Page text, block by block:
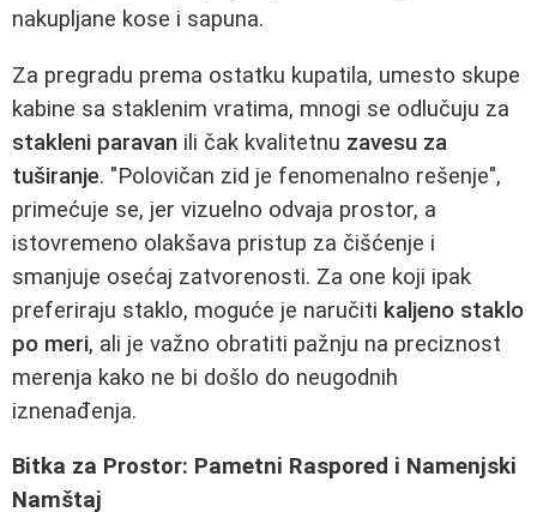
nakupljane kose i sapuna.
Za pregradu prema ostatku kupatila, umesto skupe
kabine sa staklenim vratima, mnogi se odlučuju za
stakleni paravan ili čak kvalitetnu zavesu za
tuširanje. "Polovičan zid je fenomenalno rešenje",
primećuje se, jer vizuelno odvaja prostor, a
istovremeno olakšava pristup za čišćenje i
smanjuje osećaj zatvorenosti. Za one koji ipak
preferiraju staklo, moguće je naručiti kaljeno staklo
po meri, ali je važno obratiti pažnju na preciznost
merenja kako ne bi došlo do neugodnih
iznenađenja.
Bitka za Prostor: Pametni Raspored i Namenjski
Namštaj